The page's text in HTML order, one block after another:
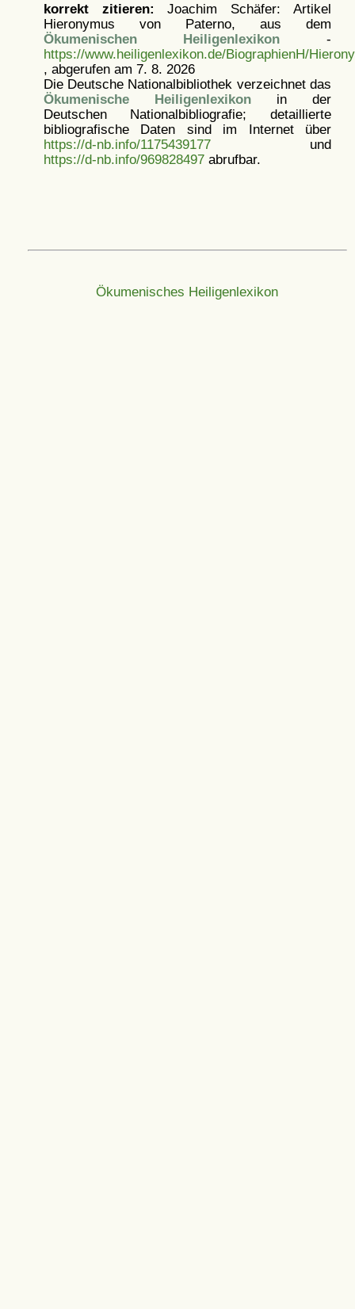
korrekt zitieren: Joachim Schäfer: Artikel
Hieronymus von Paterno, aus dem
Ökumenischen Heiligenlexikon -
https://www.heiligenlexikon.de/BiographienH/
, abgerufen am 7. 8. 2026
Die Deutsche Nationalbibliothek verzeichnet das
Ökumenische Heiligenlexikonin der
Deutschen Nationalbibliografie; detaillierte
bibliografische Daten sind im Internet über
https://d-nb.info/1175439177und
https://d-nb.info/969828497abrufbar.
Ökumenisches Heiligenlexikon